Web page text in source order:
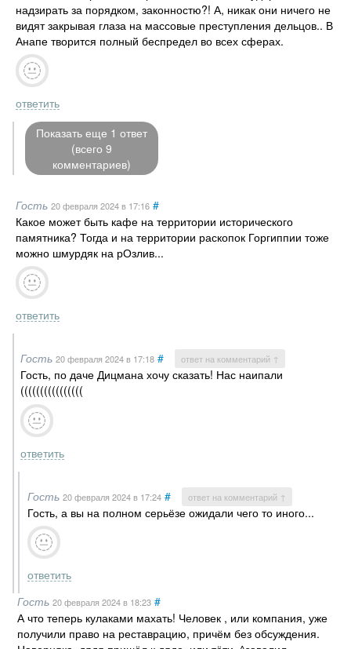
надзирать за порядком, законностю?! А, никак они ничего не
видят закрывая глаза на массовые преступления дельцов.. В
Анапе творится полный беспредел во всех сферах.
ответить
Показать еще 1 ответ
(всего 9
комментариев)
Гость 20 февраля 2024в 17:16 #
Какое может быть кафе на территории исторического
памятника? Тогда и на территории раскопок Горгиппии тоже
можно шмурдяк на рОзлив...
ответить
Гость 20 февраля 2024в 17:18 # ответ на комментарий ↑
Гость, по даче Дицмана хочу сказать! Нас наипали
((((((((((((((((
ответить
Гость 20 февраля 2024в 17:24 # ответ на комментарий ↑
Гость, а вы на полном серьёзе ожидали чего то иного...
ответить
Гость 20 февраля 2024в 18:23 #
А что теперь кулаками махать! Человек , или компания, уже
получили право на реставрацию, причём без обсуждения.